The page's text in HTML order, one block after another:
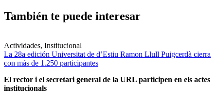
También te puede interesar
Actividades, Institucional
La 28a edición Universitat de d’Estiu Ramon Llull Puigcerdà cierra
con más de 1.250 participantes
El rector i el secretari general de la URL participen en els actes
institucionals